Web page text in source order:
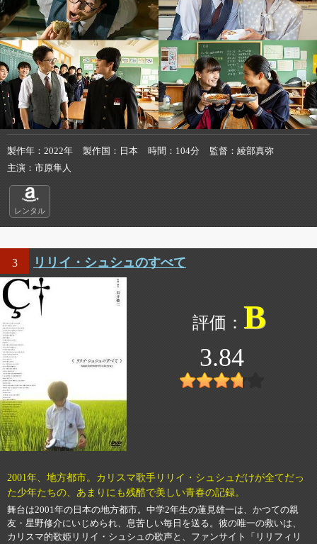
製作年 2022年 製作国 日本 時間 104分 監督
綾部真弥
主演
市原隼人
レンタル
3 リリイ・シュシュのすべて
B
3.84
2001年、地方都市。カリスマ歌手リリイ・シュシュだけが全てだっ
た少年たちの、あまりにも残酷で美しい青春の記録。
舞台は2001年の日本の地方都市。中学2年生の蓮見雄一は、かつての親
友・星野修介にいじめられ、息苦しい毎日を送る。彼の唯一の救いは、
カリスマ的歌姫リリイ・シュシュの歌声と、ファンサイト「リリフィリ